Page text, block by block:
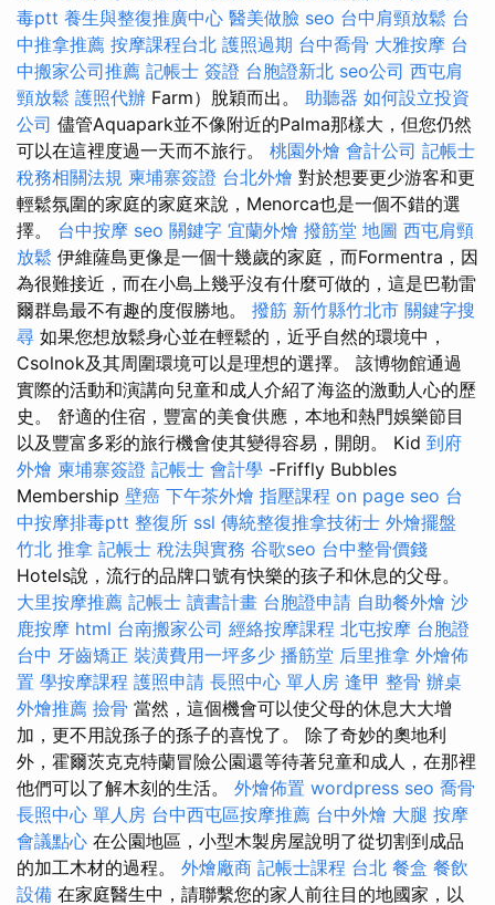
毒ptt 養生與整復推廣中心 醫美做臉 seo 台中肩頸放鬆 台
中推拿推薦 按摩課程台北 護照過期 台中喬骨 大雅按摩 台
中搬家公司推薦 記帳士 簽證 台胞證新北 seo公司 西屯肩
頸放鬆 護照代辦 Farm）脫穎而出。 助聽器 如何設立投資
公司 儘管Aquapark並不像附近的Palma那樣大，但您仍然
可以在這裡度過一天而不旅行。 桃園外燴 會計公司 記帳士
稅務相關法規 柬埔寨簽證 台北外燴 對於想要更少游客和更
輕鬆氛圍的家庭的家庭來說，Menorca也是一個不錯的選
擇。 台中按摩 seo 關鍵字 宜蘭外燴 撥筋堂 地圖 西屯肩頸
放鬆 伊維薩島更像是一個十幾歲的家庭，而Formentra，因
為很難接近，而在小島上幾乎沒有什麼可做的，這是巴勒雷
爾群島最不有趣的度假勝地。 撥筋 新竹縣竹北市 關鍵字搜
尋 如果您想放鬆身心並在輕鬆的，近乎自然的環境中，
Csolnok及其周圍環境可以是理想的選擇。 該博物館通過
實際的活動和演講向兒童和成人介紹了海盜的激動人心的歷
史。 舒適的住宿，豐富的美食供應，本地和熱門娛樂節目
以及豐富多彩的旅行機會使其變得容易，開朗。 Kid 到府
外燴 柬埔寨簽證 記帳士 會計學 -Friffly Bubbles
Membership 壁癌 下午茶外燴 指壓課程 on page seo 台
中按摩排毒ptt 整復所 ssl 傳統整復推拿技術士 外燴擺盤
竹北 推拿 記帳士 稅法與實務 谷歌seo 台中整骨價錢
Hotels說，流行的品牌口號有快樂的孩子和休息的父母。
大里按摩推薦 記帳士 讀書計畫 台胞證申請 自助餐外燴 沙
鹿按摩 html 台南搬家公司 經絡按摩課程 北屯按摩 台胞證
台中 牙齒矯正 裝潢費用一坪多少 播筋堂 后里推拿 外燴佈
置 學按摩課程 護照申請 長照中心 單人房 逢甲 整骨 辦桌
外燴推薦 撿骨 當然，這個機會可以使父母的休息大大增
加，更不用說孫子的孫子的喜悅了。 除了奇妙的奧地利
外，霍爾茨克克特蘭冒險公園還等待著兒童和成人，在那裡
他們可以了解木刻的生活。 外燴佈置 wordpress seo 喬骨
長照中心 單人房 台中西屯區按摩推薦 台中外燴 大腿 按摩
會議點心 在公園地區，小型木製房屋說明了從切割到成品
的加工木材的過程。 外燴廠商 記帳士課程 台北 餐盒 餐飲
設備 在家庭醫生中，請聯繫您的家人前往目的地國家，以